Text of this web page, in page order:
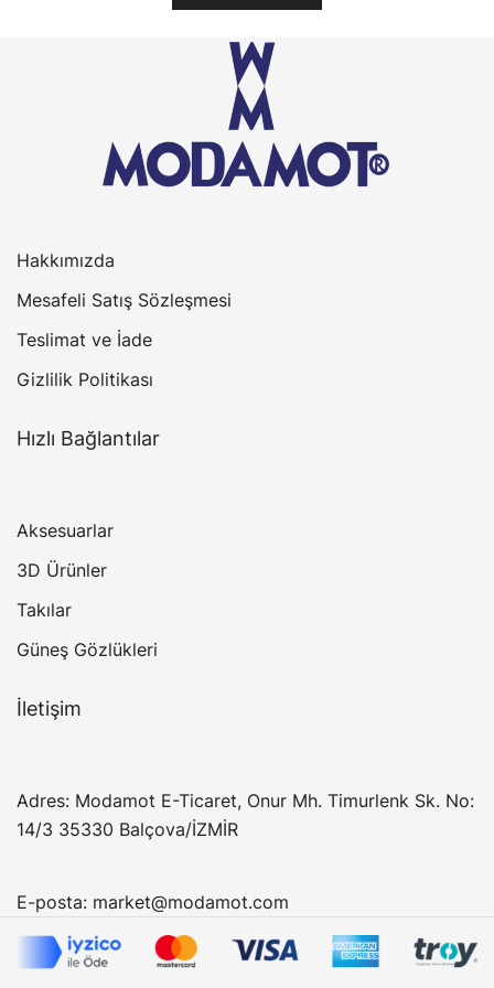
313,33₺.
Hakkımızda
Mesafeli Satış Sözleşmesi
Teslimat ve İade
Gizlilik Politikası
Hızlı Bağlantılar
Aksesuarlar
3D Ürünler
Takılar
Güneş Gözlükleri
İletişim
Adres: Modamot E-Ticaret, Onur Mh. Timurlenk Sk. No:
14/3 35330 Balçova/İZMİR
E-posta: market@modamot.com